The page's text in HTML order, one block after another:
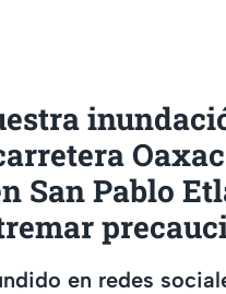
San Pablo
en redes